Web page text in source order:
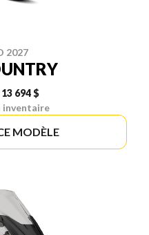
2027
13 694 $
inventaire
MODÈLE